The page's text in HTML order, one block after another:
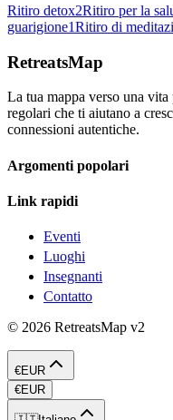
Ritiro detox2Ritiro per la
guarigione1Ritiro di
RetreatsMap
La tua mappa verso una
regolari che ti aiutano a
connessioni autentiche.
Argomenti popolari
Link rapidi
Eventi
Luoghi
Insegnanti
Contatto
© 2026 RetreatsMap v2
€EUR
€EUR